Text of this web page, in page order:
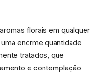
florais em qualquer
enorme quantidade
tratados, que
e contemplação